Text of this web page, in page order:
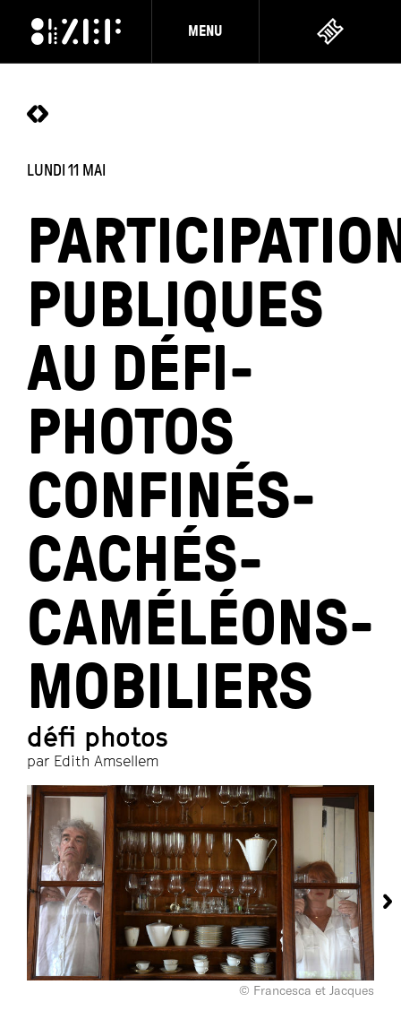
MENU
LUNDI 11 MAI
PUBLIQUES
AU DÉFI-
PHOTOS
CONFINÉS-
CACHÉS-
CAMÉLÉONS-
MOBILIERS
défi photos
par Edith Amsellem
© Francesca et Jacques